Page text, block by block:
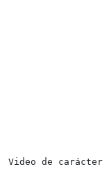
Video de